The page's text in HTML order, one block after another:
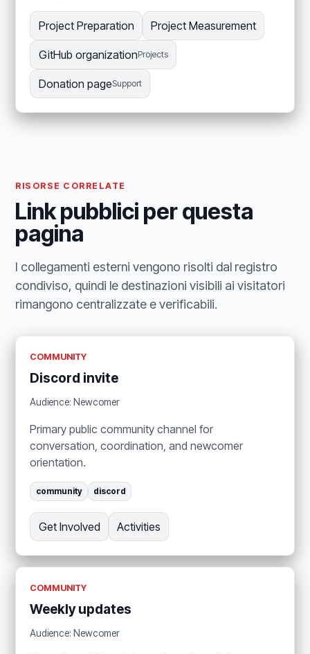
Project Preparation Project Measurement
GitHub organizationProjects
Donation pageSupport
RISORSE CORRELATE
Link pubblici per questa
pagina
I collegamenti esterni vengono risolti dal registro
condiviso, quindi le destinazioni visibili ai visitatori
rimangono centralizzate e verificabili.
COMMUNITY
Discord invite
Audience: Newcomer
Primary public community channel for
conversation, coordination, and newcomer
orientation.
community discord
Get Involved Activities
COMMUNITY
Weekly updates
Audience: Newcomer